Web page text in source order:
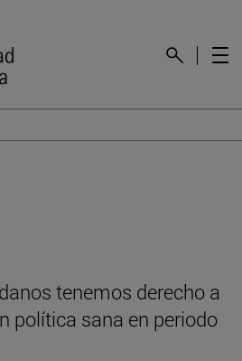
tenemos derecho a
política sana en periodo